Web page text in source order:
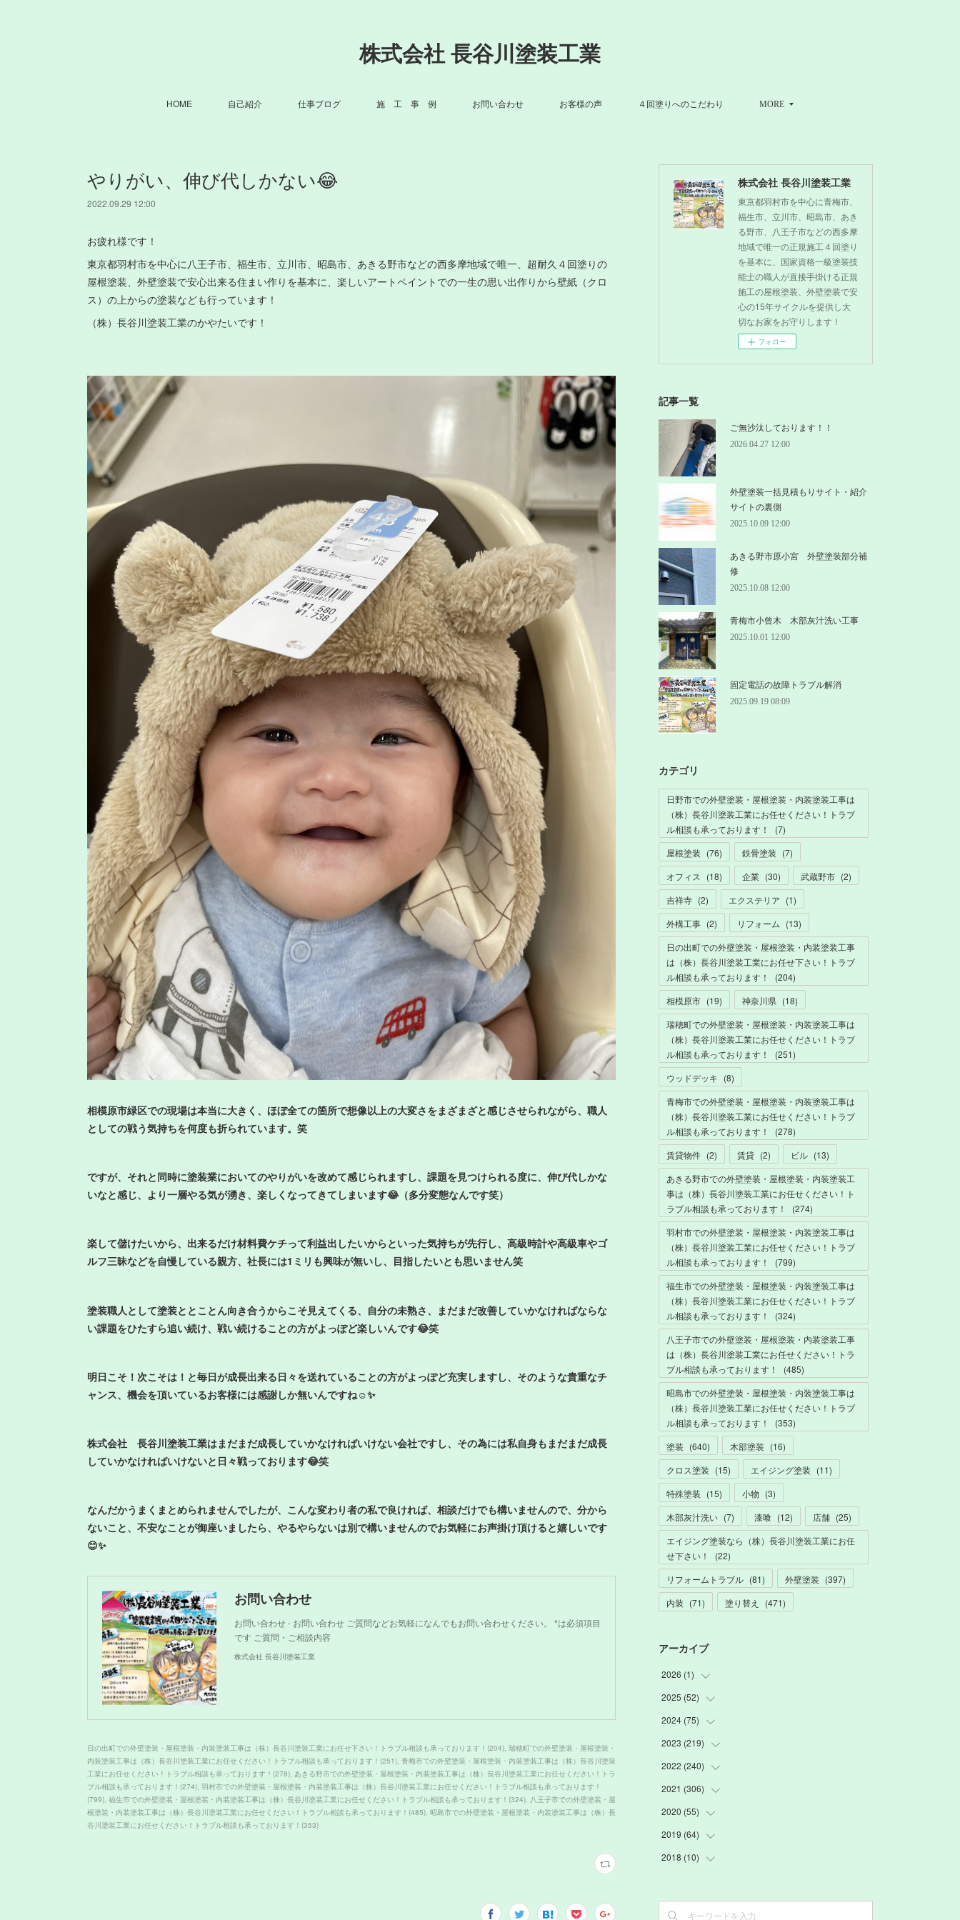
株式会社 長谷川塗装工業
HOME 自己紹介 仕事ブログ 施 工 事 例 お問い合わせ お客様の声 ４回塗りへのこだわり MORE
やりがい、伸び代しかない😂
2022.09.29 12:00
お疲れ様です！
東京都羽村市を中心に八王子市、福生市、立川市、昭島市、あきる野市などの西多摩地域で唯一、超耐久４回塗りの
屋根塗装、外壁塗装で安心出来る住まい作りを基本に、楽しいアートペイントでの一生の思い出作りから壁紙（クロ
ス）の上からの塗装なども行っています！
（株）長谷川塗装工業のかやたいです！
相模原市緑区での現場は本当に大きく、ほぼ全ての箇所で想像以上の大変さをまざまざと感じさせられながら、職人
としての戦う気持ちを何度も折られています。笑
ですが、それと同時に塗装業においてのやりがいを改めて感じられますし、課題を見つけられる度に、伸び代しかな
いなと感じ、より一層やる気が湧き、楽しくなってきてしまいます😂（多分変態なんです笑）
楽して儲けたいから、出来るだけ材料費ケチって利益出したいからといった気持ちが先行し、高級時計や高級車やゴ
ルフ三昧などを自慢している親方、社長には1ミリも興味が無いし、目指したいとも思いません笑
塗装職人として塗装ととことん向き合うからこそ見えてくる、自分の未熟さ、まだまだ改善していかなければならな
い課題をひたすら追い続け、戦い続けることの方がよっぽど楽しいんです😂笑
明日こそ！次こそは！と毎日が成長出来る日々を送れていることの方がよっぽど充実しますし、そのような貴重なチ
ャンス、機会を頂いているお客様には感謝しか無いんですね☺️✨
株式会社 長谷川塗装工業はまだまだ成長していかなければいけない会社ですし、その為には私自身もまだまだ成長
していかなければいけないと日々戦っております😂笑
なんだかうまくまとめられませんでしたが、こんな変わり者の私で良ければ、相談だけでも構いませんので、分から
ないこと、不安なことが御座いましたら、やるやらないは別で構いませんのでお気軽にお声掛け頂けると嬉しいです
😊✨
お問い合わせ
お問い合わせ - お問い合わせ ご質問などお気軽になんでもお問い合わせください。 *は必須項目
です ご質問・ご相談内容
株式会社 長谷川塗装工業
日の出町での外壁塗装・屋根塗装・内装塗装工事は（株）長谷川塗装工業にお任せ下さい！トラブル相談も承っております！ (204) 瑞穂町での外壁塗装・屋根塗装・
内装塗装工事は（株）長谷川塗装工業にお任せください！トラブル相談も承っております！ (251) 青梅市での外壁塗装・屋根塗装・内装塗装工事は（株）長谷川塗装
工業にお任せください！トラブル相談も承っております！ (278) あきる野市での外壁塗装・屋根塗装・内装塗装工事は（株）長谷川塗装工業にお任せください！トラ
ブル相談も承っております！ (274) 羽村市での外壁塗装・屋根塗装・内装塗装工事は（株）長谷川塗装工業にお任せください！トラブル相談も承っております！
(799) 福生市での外壁塗装・屋根塗装・内装塗装工事は（株）長谷川塗装工業にお任せください！トラブル相談も承っております！ (324) 八王子市での外壁塗装・屋
根塗装・内装塗装工事は（株）長谷川塗装工業にお任せください！トラブル相談も承っております！ (485) 昭島市での外壁塗装・屋根塗装・内装塗装工事は（株）長
谷川塗装工業にお任せください！トラブル相談も承っております！ (353)
株式会社 長谷川塗装工業
東京都羽村市を中心に青梅市、
福生市、立川市、昭島市、あき
る野市、八王子市などの西多摩
地域で唯一の正規施工４回塗り
を基本に、国家資格一級塗装技
能士の職人が直接手掛ける正規
施工の屋根塗装、外壁塗装で安
心の15年サイクルを提供し大
切なお家をお守りします！
フォロー
記事一覧
ご無沙汰しております！！
2026.04.27 12:00
外壁塗装一括見積もりサイト・紹介
サイトの裏側
2025.10.09 12:00
あきる野市原小宮 外壁塗装部分補
修
2025.10.08 12:00
青梅市小曾木 木部灰汁洗い工事
2025.10.01 12:00
固定電話の故障トラブル解消
2025.09.19 08:09
カテゴリ
日野市での外壁塗装・屋根塗装・内装塗装工事は
（株）長谷川塗装工業にお任せください！トラブ
ル相談も承っております！
(7)
屋根塗装 (76) 鉄骨塗装 (7)
オフィス
(18) 企業 (30) 武蔵野市 (2)
吉祥寺 (2) エクステリア (1)
外構工事 (2) リフォーム (13)
日の出町での外壁塗装・屋根塗装・内装塗装工事
は（株）長谷川塗装工業にお任せ下さい！トラブ
ル相談も承っております！
(204)
相模原市 (19) 神奈川県 (18)
瑞穂町での外壁塗装・屋根塗装・内装塗装工事は
（株）長谷川塗装工業にお任せください！トラブ
ル相談も承っております！
(251)
ウッドデッキ (8)
青梅市での外壁塗装・屋根塗装・内装塗装工事は
（株）長谷川塗装工業にお任せください！トラブ
ル相談も承っております！
(278)
賃貸物件 (2) 賃貸 (2) ビル (13)
あきる野市での外壁塗装・屋根塗装・内装塗装工
事は（株）長谷川塗装工業にお任せください！ト
ラブル相談も承っております！
(274)
羽村市での外壁塗装・屋根塗装・内装塗装工事は
（株）長谷川塗装工業にお任せください！トラブ
ル相談も承っております！
(799)
福生市での外壁塗装・屋根塗装・内装塗装工事は
（株）長谷川塗装工業にお任せください！トラブ
ル相談も承っております！
(324)
八王子市での外壁塗装・屋根塗装・内装塗装工事
は（株）長谷川塗装工業にお任せください！トラ
ブル相談も承っております！
(485)
昭島市での外壁塗装・屋根塗装・内装塗装工事は
（株）長谷川塗装工業にお任せください！トラブ
ル相談も承っております！
(353)
塗装 (640) 木部塗装 (16)
クロス塗装 (15) エイジング塗装 (11)
特殊塗装 (15) 小物 (3)
木部灰汁洗い (7) 漆喰 (12) 店舗 (25)
エイジング塗装なら（株）長谷川塗装工業にお任
せ下さい！
(22)
リフォームトラブル (81) 外壁塗装 (397)
内装 (71) 塗り替え (471)
アーカイブ
2026 (1)
(1
2025 (52)
(3
(2)
(6)
(22
(16
)
(3
2024 (75)
(9)
(13
(12
(1
(4
(16
2023 (219)
(20
(18
(15
)
(13
)
(19
)
(20)
2022 (240)
(21
(20
)
(20
)
(20
)
(20)
2021 (306)
(24
)
(26
)
(23
)
(24)
2020 (55)
(3
(2
(3)
2019 (64)
(3
(15)
2018 (10)
(6)